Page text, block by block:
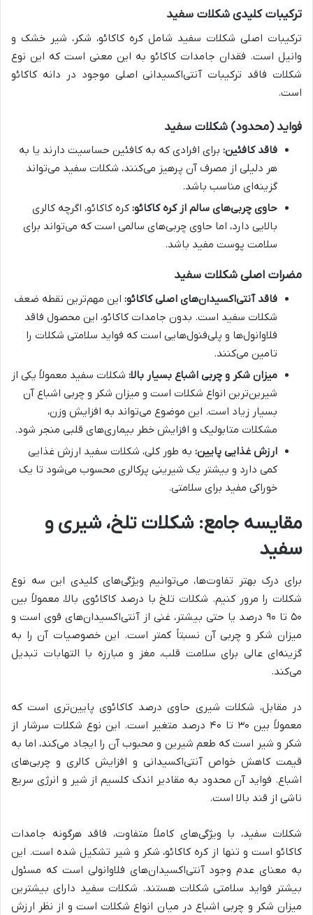
ترکیبات کلیدی شکلات سفید
ترکیبات اصلی شکلات سفید شامل کره کاکائو، شکر، شیر خشک و
وانیل است. فقدان جامدات کاکائو به این معنی است که این نوع
شکلات فاقد ترکیبات آنتی‌اکسیدانی اصلی موجود در دانه کاکائو
است.
فواید (محدود) شکلات سفید
فاقد کافئین: برای افرادی که به کافئین حساسیت دارند یا به
هر دلیلی از مصرف آن پرهیز می‌کنند، شکلات سفید می‌تواند
گزینه‌ای مناسب باشد.
حاوی چربی‌های سالم از کره کاکائو: کره کاکائو، اگرچه کالری
بالایی دارد، اما حاوی چربی‌های سالمی است که می‌تواند برای
سلامت پوست مفید باشد.
مضرات اصلی شکلات سفید
فاقد آنتی‌اکسیدان‌های اصلی کاکائو: این مهم‌ترین نقطه ضعف
شکلات سفید است. بدون جامدات کاکائو، این محصول فاقد
فلاوانول‌ها و پلی‌فنول‌هایی است که فواید سلامتی شکلات را
تامین می‌کنند.
میزان شکر و چربی اشباع بسیار بالا: شکلات سفید معمولاً یکی از
شیرین‌ترین انواع شکلات است و میزان شکر و چربی اشباع آن
بسیار زیاد است. این موضوع می‌تواند به افزایش وزن،
مشکلات متابولیک و افزایش خطر بیماری‌های قلبی منجر شود.
ارزش غذایی پایین: به طور کلی، شکلات سفید ارزش غذایی
کمی دارد و بیشتر یک شیرینی پرکالری محسوب می‌شود تا یک
خوراکی مفید برای سلامتی.
مقایسه جامع: شکلات تلخ، شیری و
سفید
برای درک بهتر تفاوت‌ها، می‌توانیم ویژگی‌های کلیدی این سه نوع
شکلات را مرور کنیم. شکلات تلخ با درصد کاکائوی بالا، معمولاً بین
۵۰ تا ۹۰ درصد یا حتی بیشتر، غنی از آنتی‌اکسیدان‌های قوی است و
میزان شکر و چربی آن نسبتاً کمتر است. این خصوصیات آن را به
گزینه‌ای عالی برای سلامت قلب، مغز و مبارزه با التهابات تبدیل
می‌کند.
در مقابل، شکلات شیری حاوی درصد کاکائوی پایین‌تری است که
معمولاً بین ۳۰ تا ۴۰ درصد متغیر است. این نوع شکلات سرشار از
شکر و شیر است که طعم شیرین و محبوب آن را ایجاد می‌کند، اما به
قیمت کاهش خواص آنتی‌اکسیدانی و افزایش کالری و چربی‌های
اشباع. فواید آن محدود به مقادیر اندک کلسیم از شیر و انرژی سریع
ناشی از قند بالا است.
شکلات سفید، با ویژگی‌های کاملاً متفاوت، فاقد هرگونه جامدات
کاکائو است و تنها از کره کاکائو، شکر و شیر تشکیل شده است. این
به معنای عدم وجود آنتی‌اکسیدان‌های فلاوانولی است که مسئول
بیشتر فواید سلامتی شکلات هستند. شکلات سفید دارای بیشترین
میزان شکر و چربی اشباع در میان انواع شکلات است و از نظر ارزش